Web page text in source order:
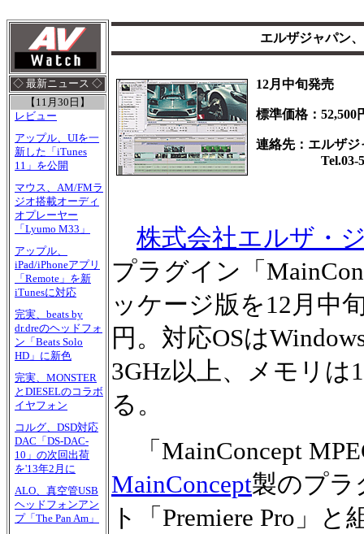
◇ 最新ニュース ◇
【11月30日】
レビュー
アップル、UIを一
新した「iTunes
11」を公開
マウス、AM/FMラ
ジオ搭載オーディ
オプレーヤー
「Lyumo M33」
アップル、
iPad/iPhoneアプリ
「Remote」を新
iTunesに対応
完実、beats by
dr.dreのヘッドフォ
ン「Beats Solo
HD」に新色
完実、MONSTER
とDIESELのコラボ
イヤフォン
コルグ、DSD対応
DAC「DS-DAC-
10」の次回出荷
を'13年2月に
ALO、真空管USB
ヘッドフォンアン
プ「The Pan Am」
エルザジャパン
12月中旬発売
標準価格：52,500
連絡先：エルザジ
Tel.03-
株式会社エルザ・
プラグイン「
ッケージ版を12月中
円。対応OSは
3GHz以上、メモリ
る。
「MainConcept
MainConcept製のプラ
ト「Premiere Pro」